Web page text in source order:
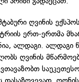
ღვინის
ერთ-ერთმა
ალდაგი. ალდაგი
ღვინის